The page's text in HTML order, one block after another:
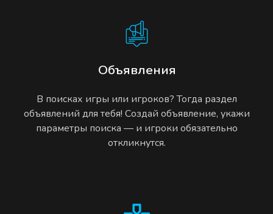
Объявления
В поисках игры или игроков? Тогда раздел
объявлений для тебя! Создай объявление, укажи
параметры поиска — и игроки обязательно
откликнутся.